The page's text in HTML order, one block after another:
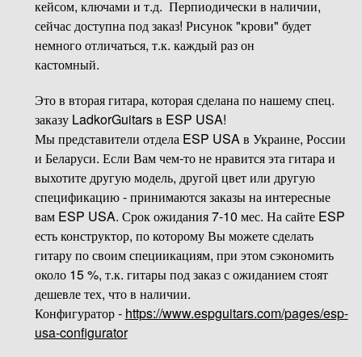
кейсом, ключами и т.д. Перпиодически в наличии,
сейчас доступна под заказ! Рисунок "крови" будет
немного отличаться, т.к. каждый раз он
кастомный.
Это в вторая гитара, которая сделана по нашему спец.
заказу LadkorGuitars в ESP USA!
Мы представители отдела ESP USA в Украине, России
и Беларуси. Если Вам чем-то не нравится эта гитара и
выхотите другую модель, другой цвет или другую
спецификацию - принимаются заказы на интересные
вам ESP USA. Срок ожидания 7-10 мес. На сайте ESP
есть конструктор, по которому Вы можете сделать
гитару по своим специикациям, при этом сэкономить
около 15 %, т.к. гитары под заказ с ожиданием стоят
дешевле тех, что в наличии.
Конфигуратор - https://www.espguitars.com/pages/esp-
usa-configurator